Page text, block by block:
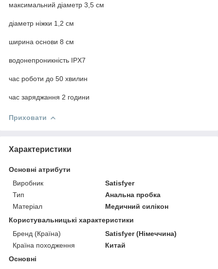
максимальний діаметр 3,5 см
діаметр ніжки 1,2 см
ширина основи 8 см
водонепроникність IPX7
час роботи до 50 хвилин
час заряджання 2 години
Приховати
Характеристики
Основні атрибути
Виробник
Satisfyer
Тип
Анальна пробка
Матеріал
Медичний силікон
Користувальницькі характеристики
Бренд (Країна)
Satisfyer (Німеччина)
Країна походження
Китай
Основні